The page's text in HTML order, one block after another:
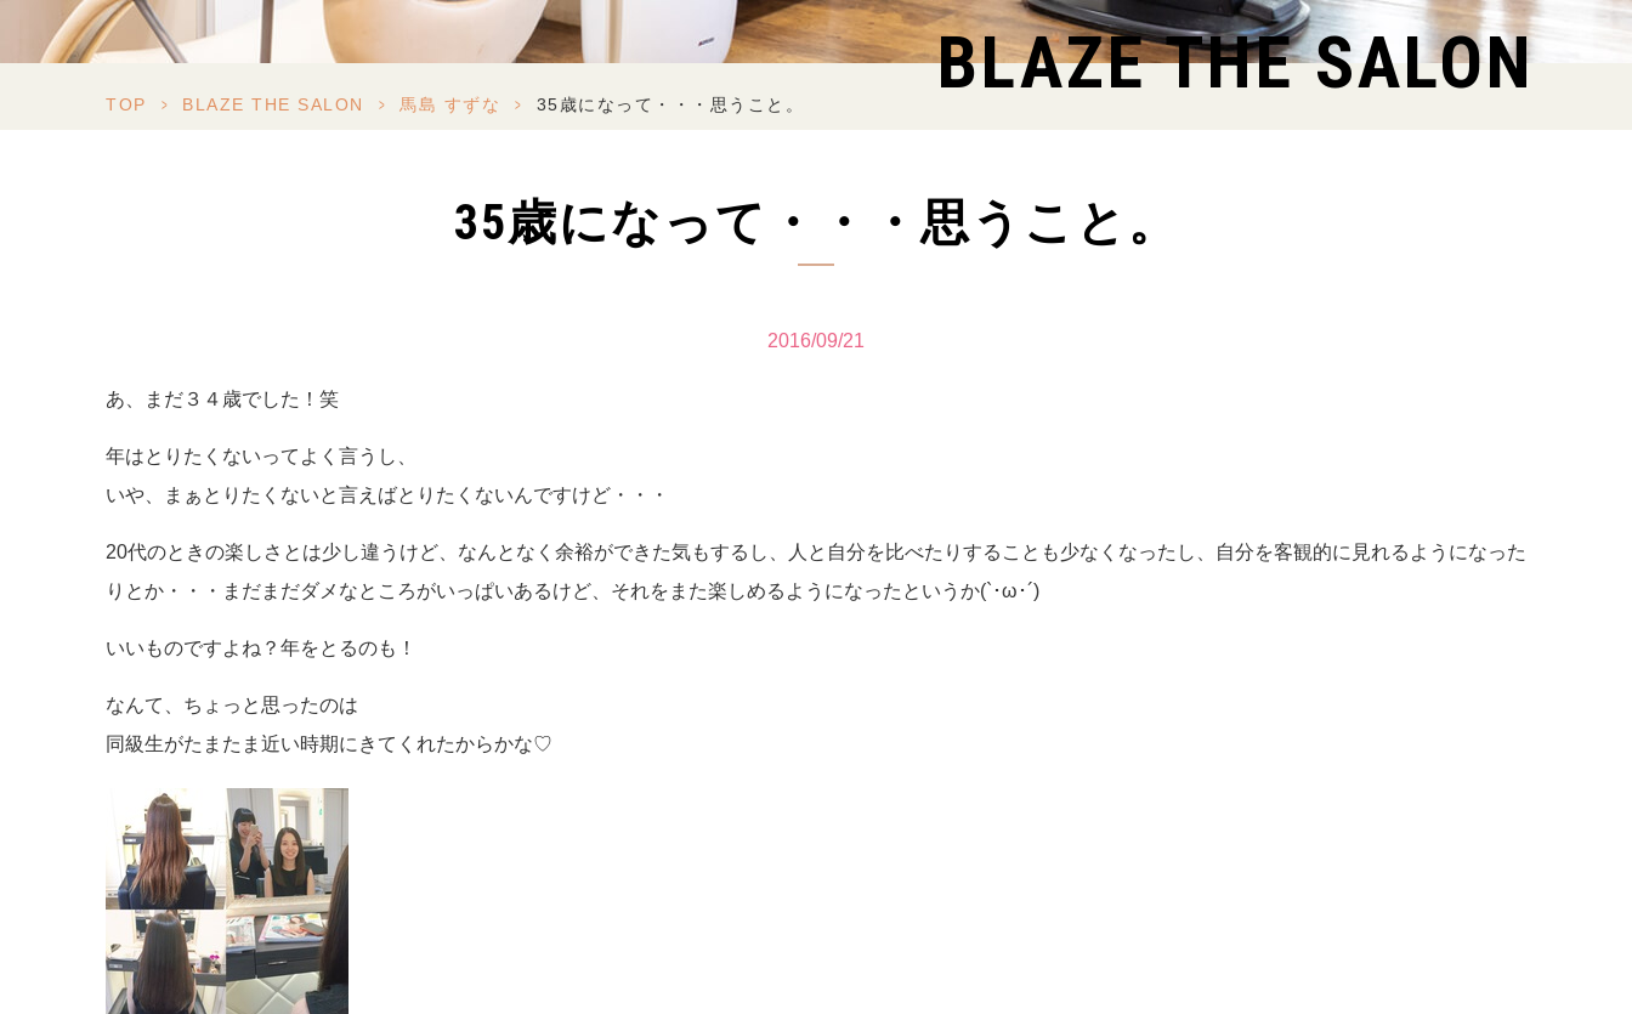
BLAZE THE SALON
TOP > BLAZE THE SALON > 馬島 すずな > 35歳になって・・・思うこと。
35歳になって・・・思うこと。
2016/09/21
あ、まだ３４歳でした！笑
年はとりたくないってよく言うし、
いや、まぁとりたくないと言えばとりたくないんですけど・・・
20代のときの楽しさとは少し違うけど、なんとなく余裕ができた気もするし、人と自分を比べたりすることも少なくなったし、自分を客観的に見れるようになった
りとか・・・まだまだダメなところがいっぱいあるけど、それをまた楽しめるようになったというか(`･ω･´)
いいものですよね？年をとるのも！
なんて、ちょっと思ったのは
同級生がたまたま近い時期にきてくれたからかな♡